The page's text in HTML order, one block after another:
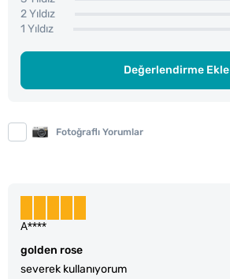
2 Yıldız
1 Yıldız
Değerlendirme Ekle
Fotoğraflı Yorumlar
golden rose
severek kullanıyorum
A****